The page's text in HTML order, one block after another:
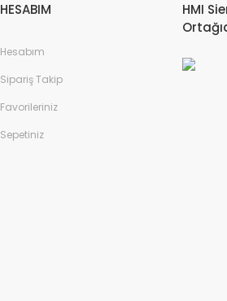
HESABIM
Hesabım
Sipariş Takip
Favorileriniz
Sepetiniz
HMI